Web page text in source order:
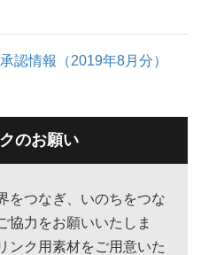
認情報（2019年8月分）
のお願い
をつなぎ、いのちをつな
協力をお願いいたしま
ク用素材をご用意いた